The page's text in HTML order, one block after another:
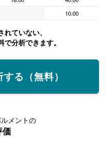
10.00
ていない、
分析できます。
る（無料）
メントの
価